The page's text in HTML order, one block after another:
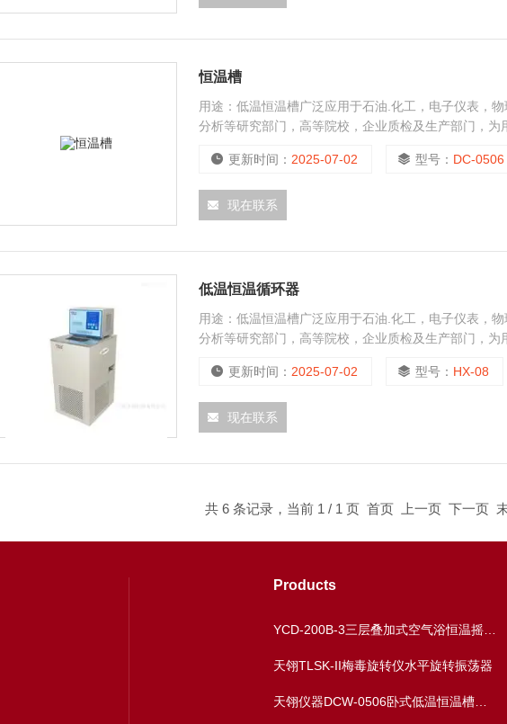
恒温槽
用途：低温恒温槽广泛应用于石油.化工，电子仪表，
分析等研究部门，高等院校，企业质检及生产部门，
更新时间： 2025-07-02 型号： DC-0506
现在联系
低温恒温循环器
用途：低温恒温槽广泛应用于石油.化工，电子仪表，
分析等研究部门，高等院校，企业质检及生产部门，
更新时间： 2025-07-02 型号： HX-08
现在联系
共 6 条记录，当前 1 / 1 页 首页 上一页 下一页
Products
天翎TLSK-II梅毒旋转仪水平旋转振荡器